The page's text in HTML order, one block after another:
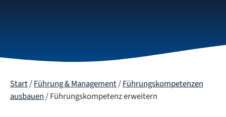
Start/Führung & Management/Führungskompetenzen
ausbauen/ Führungskompetenz erweitern